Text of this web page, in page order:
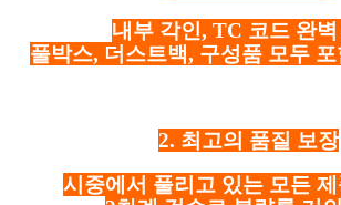
내부 각인, TC 코드 완벽
풀박스, 더스트백, 구성품 모두 포
2. 최고의 품질 보장
시중에서 풀리고 있는 모든